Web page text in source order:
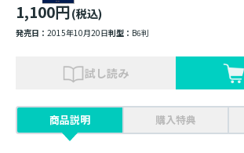
1,100円(税込)
発売日： 2015年10月20日判型： B6判
試し読み
商品説明 購入特典